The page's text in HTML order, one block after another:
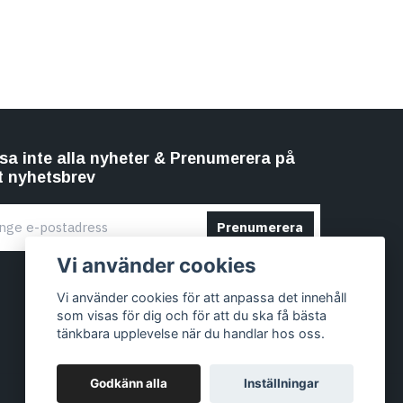
inte alla nyheter & Prenumerera på
nyhetsbrev
Prenumerera
Vi använder cookies
Vi använder cookies för att anpassa det innehåll
som visas för dig och för att du ska få bästa
tänkbara upplevelse när du handlar hos oss.
Godkänn alla Inställningar